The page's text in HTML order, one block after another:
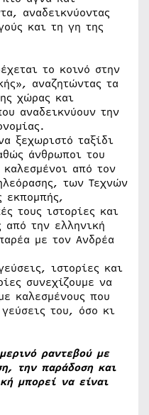
αναδεικνύοντας
και τη γη της
το κοινό στην
αναζητώντας τα
χώρας και
αναδεικνύουν την
ξεχωριστό ταξίδι
άνθρωποι του
από τον
των Τεχνών
εκπομπής,
τους ιστορίες και
από την ελληνική
με τον Ανδρέα
ιστορίες και
συνεχίζουμε να
καλεσμένους που
του, όσο κι
ραντεβού με
την παράδοση και
μπορεί να είναι